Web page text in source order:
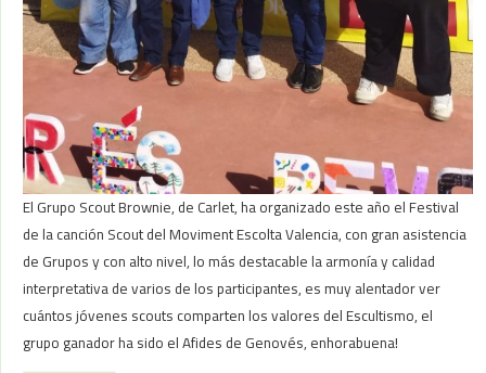
El Grupo Scout Brownie, de Carlet, ha organizado este año el Festival
de la canción Scout del Moviment Escolta Valencia, con gran asistencia
de Grupos y con alto nivel, lo más destacable la armonía y calidad
interpretativa de varios de los participantes, es muy alentador ver
cuántos jóvenes scouts comparten los valores del Escultismo, el
grupo ganador ha sido el Afides de Genovés, enhorabuena!